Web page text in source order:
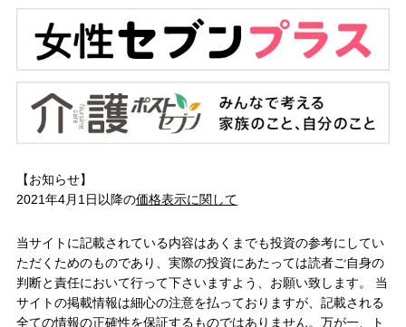
【お知らせ】
2021年4月1日以降の価格表示に関して
当サイトに記載されている内容はあくまでも投資の参考にしてい
ただくためのものであり、実際の投資にあたっては読者ご自身の
判断と責任において行って下さいますよう、お願い致します。 当
サイトの掲載情報は細心の注意を払っておりますが、記載される
全ての情報の正確性を保証するものではありません。万が一、ト